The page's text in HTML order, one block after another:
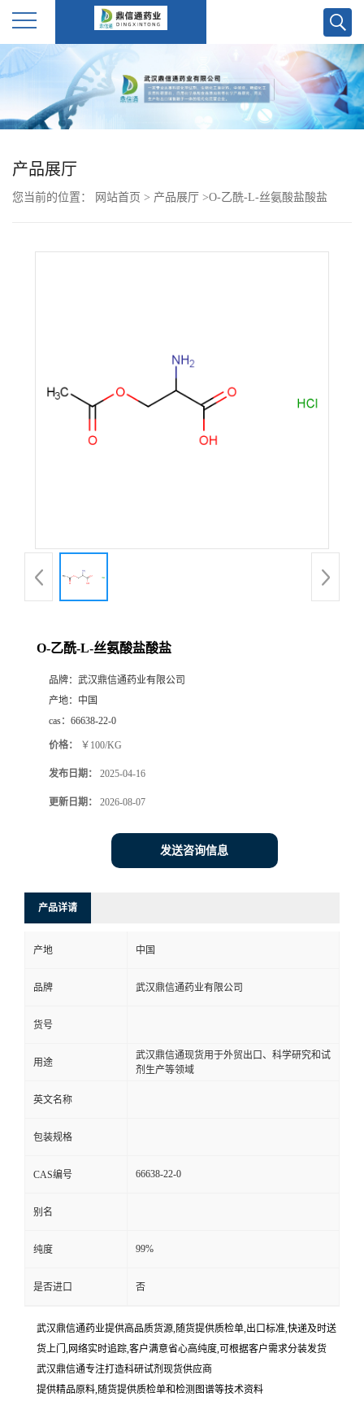
公
产
产品展厅
您当前的位置： 网站首页 > 产品展厅 >O-乙酰-L-丝氨酸盐酸盐
O-乙酰-L-丝氨酸盐酸盐
品牌： 武汉鼎信通药业有限公司
产地： 中国
cas： 66638-22-0
价格： ￥100/KG
发布日期： 2025-04-16
更新日期： 2026-08-07
发送咨询信息
产品详请
产地 中国
品牌 武汉鼎信通药业有限公司
货号
用途
武汉鼎信通现货用于外贸出口、科学研究和试
剂生产等领域
英文名称
包装规格
CAS编号 66638-22-0
别名
纯度 99%
是否进口 否
武汉鼎信通药业提供高品质货源,随货提供质检单,出口标准,快递及时送
货上门,网络实时追踪,客户满意省心高纯度,可根据客户需求分装发货
武汉鼎信通专注打造科研试剂现货供应商
提供精品原料,随货提供质检单和检测图谱等技术资料